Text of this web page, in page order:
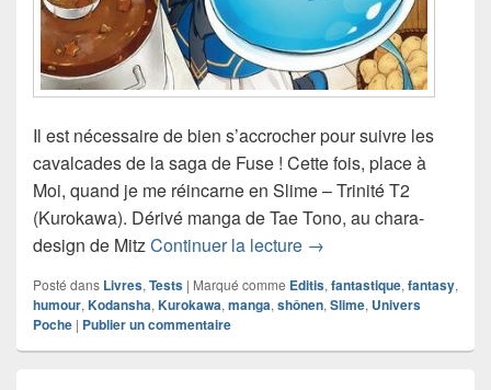
Il est nécessaire de bien s’accrocher pour suivre les
cavalcades de la saga de Fuse ! Cette fois, place à
Moi, quand je me réincarne en Slime – Trinité T2
(Kurokawa). Dérivé manga de Tae Tono, au chara-
design de MitzContinuer la lecture Chronique manga
→
Posté dans Livres, Tests | Marqué comme Editis, fantastique, fantasy,
humour, Kodansha, Kurokawa, manga, shônen, Slime, Univers
Poche | Publier un commentaire